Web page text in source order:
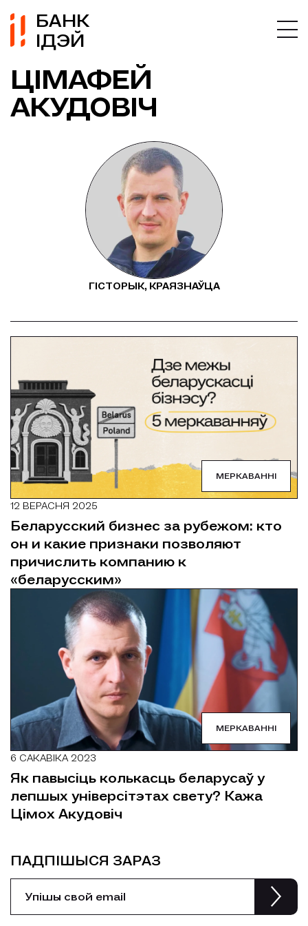
БАНК
ІДЭЙ
ЦІМАФЕЙ
АКУДОВІЧ
ГІСТОРЫК, КРАЯЗНАЎЦА
МЕРКАВАННІ
12 ВЕРАСНЯ 2025
Беларусский бизнес за рубежом: кто
он и какие признаки позволяют
причислить компанию к
«беларусским»
МЕРКАВАННІ
6 САКАВІКА 2023
Як павысіць колькасць беларусаў у
лепшых універсітэтах свету? Кажа
Цімох Акудовіч
ПАДПІШЫСЯ ЗАРАЗ